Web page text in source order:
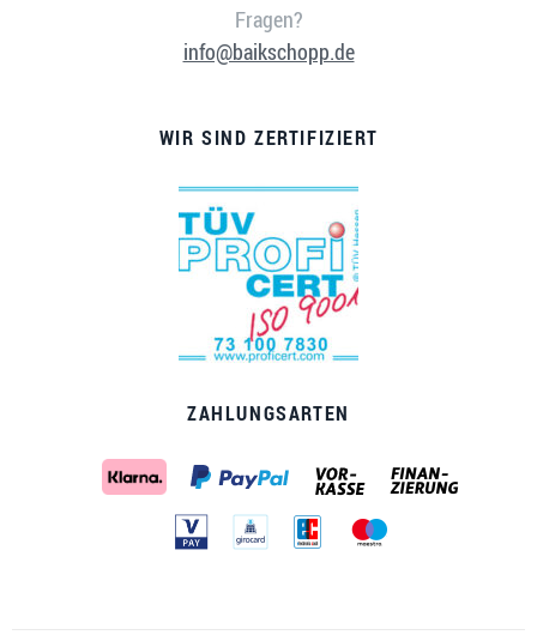
Fragen?
info@baikschopp.de
WIR SIND ZERTIFIZIERT
ZAHLUNGSARTEN